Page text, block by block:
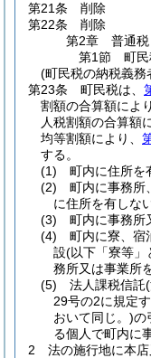
第21条
削除
第22条
削除
第2章
普通税
第1節
町
(町民税の納税義務
第23条
町民税は、
割額の合算額により
人税割額の合算額
均等割額により、
する。
(1)
町内に住所を
(2)
町内に事務所
に住所を有しな
(3)
町内に事務所
(4)
町内に寮、宿
設(以下「寮等」
務所又は事業所
(5)
法人課税信託
29号の2に規定
おいて同じ。)の
る個人で町内に
2
法の施行地に本